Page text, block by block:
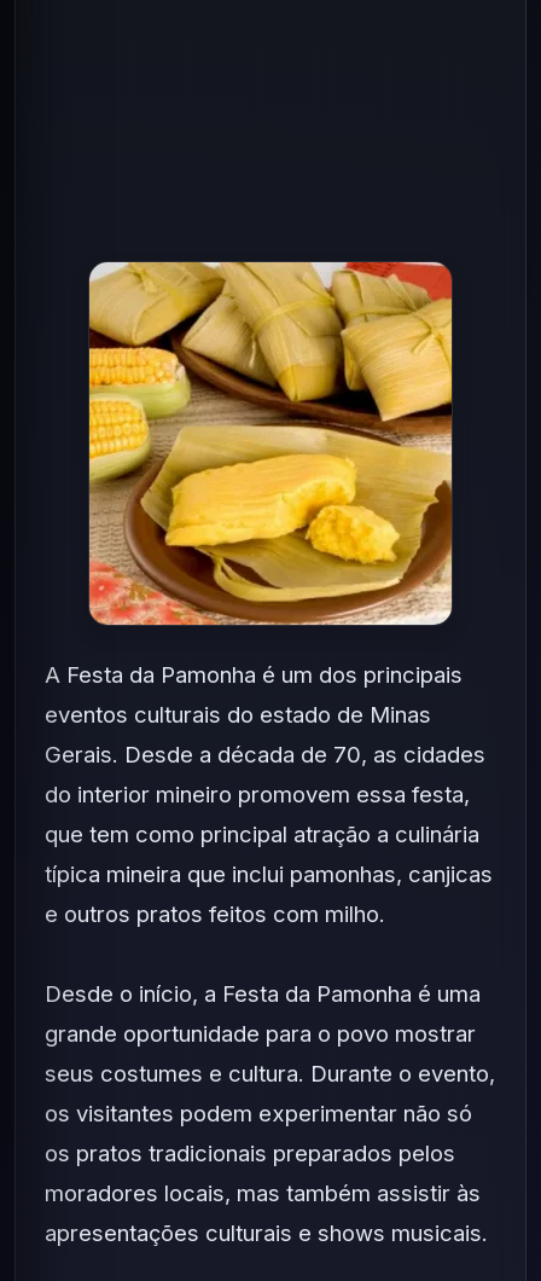
A Festa da Pamonha é um dos principais
eventos culturais do estado de Minas
Gerais. Desde a década de 70, as cidades
do interior mineiro promovem essa festa,
que tem como principal atração a culinária
típica mineira que inclui pamonhas, canjicas
e outros pratos feitos com milho.
Desde o início, a Festa da Pamonha é uma
grande oportunidade para o povo mostrar
seus costumes e cultura. Durante o evento,
os visitantes podem experimentar não só
os pratos tradicionais preparados pelos
moradores locais, mas também assistir às
apresentações culturais e shows musicais.